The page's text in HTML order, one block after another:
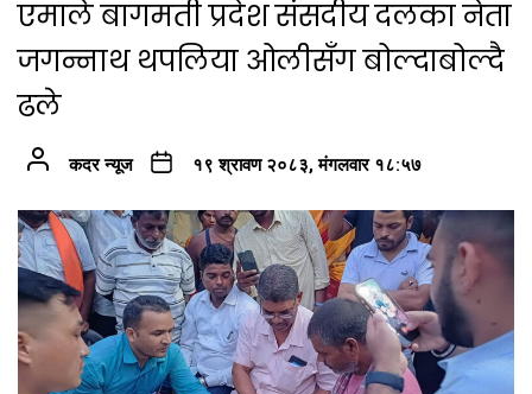
एमाले बागमती प्रदेश संसदीय दलका नेता
जगन्नाथ थपलिया ओलीसँग बोल्दाबोल्दै
ढले
कदर न्यूज १९ श्रावण २०८३, मंगलवार १८:५७